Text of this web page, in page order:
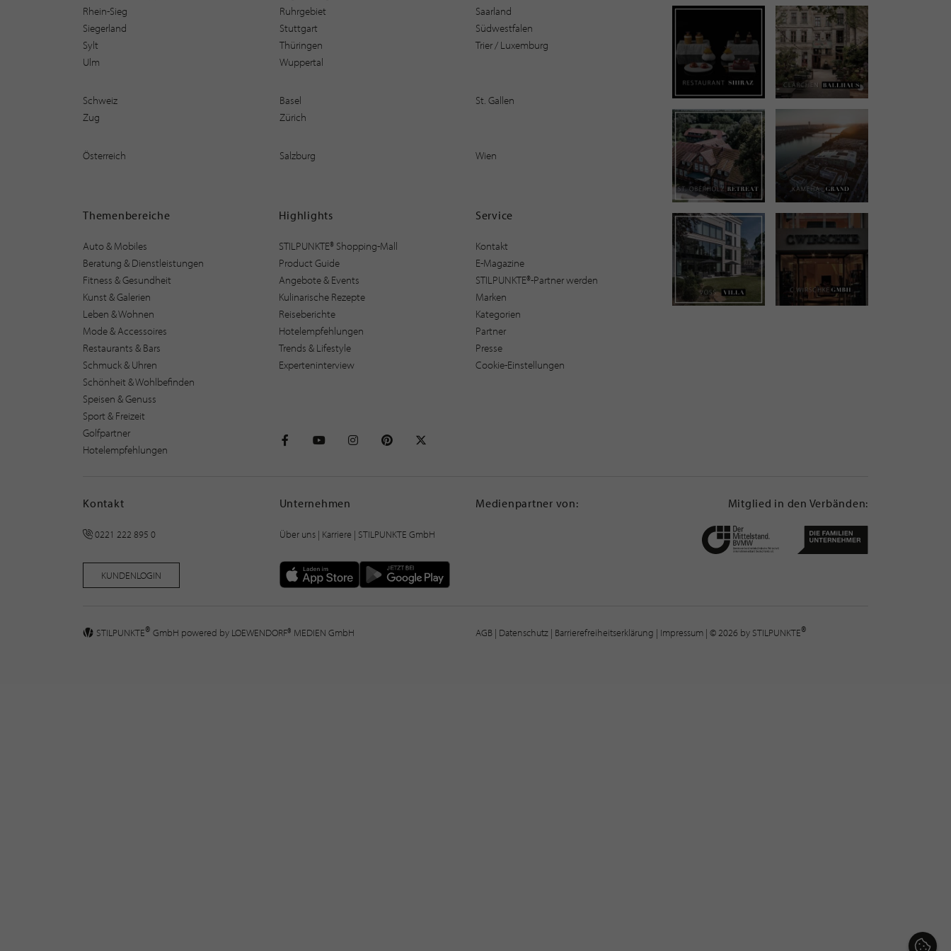
Rhein-Sieg
Ruhrgebiet
Saarland
Siegerland
Stuttgart
Südwestfalen
Sylt
Thüringen
Trier / Luxemburg
Ulm
Wuppertal
Schweiz Basel
St. Gallen
Zug
Zürich
Österreich Salzburg Wien
Themenbereiche
Auto & Mobiles
Beratung & Dienstleistungen
Fitness & Gesundheit
Kunst & Galerien
Leben & Wohnen
Mode & Accessoires
Restaurants & Bars
Schmuck & Uhren
Schönheit & Wohlbefinden
Speisen & Genuss
Sport & Freizeit
Golfpartner
Hotelempfehlungen
Highlights
STILPUNKTE® Shopping-Mall
Product Guide
Angebote & Events
Kulinarische Rezepte
Reiseberichte
Hotelempfehlungen
Trends & Lifestyle
Experteninterview
Service
Kontakt
E-Magazine
STILPUNKTE®-Partner werden
Marken
Kategorien
Partner
Presse
Cookie-Einstellungen
Kontakt
0221 222 895 0
KUNDENLOGIN
Unternehmen
Über uns| Karriere | STILPUNKTE GmbH
Medienpartner von: Mitglied in den Verbänden:
STILPUNKTE® GmbH powered by LOEWENDORF® MEDIEN GmbH AGB | Datenschutz | Barrierefreiheitserklärung | Impressum | © 2026 by STILPUNKTE®